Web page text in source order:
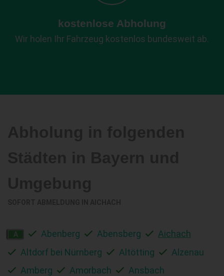
kostenlose Abholung
Wir holen Ihr Fahrzeug kostenlos bundesweit ab.
A Abenberg Abensberg
Aichach
Altdorf bei Nürnberg
Altötting
Alzenau
Amberg
Amorbach
Ansbach